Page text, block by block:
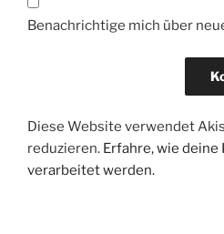
Benachrichtige mich über
Diese Website verwendet
reduzieren. Erfahre, wie
verarbeitet werden.